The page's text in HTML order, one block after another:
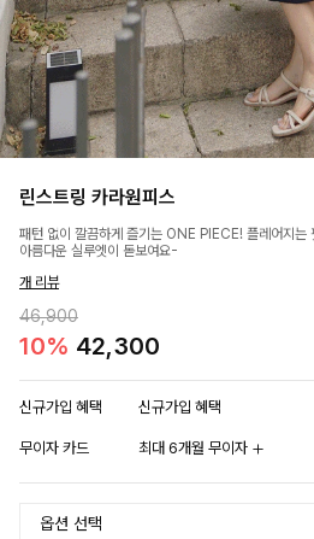
린스트링 카라원피스
패턴 없이 깔끔하게 즐기는 ONE PIECE! 플레어지는
아름다운 실루엣이 돋보여요-
개 리뷰
46,900
10% 42,300
신규가입 혜택 신규가입 혜택
무이자 카드 최대 6개월 무이자